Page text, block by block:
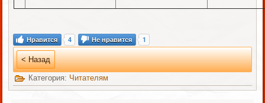
Нравится 4 Не нравится 1
< Назад
Категория: Читателям